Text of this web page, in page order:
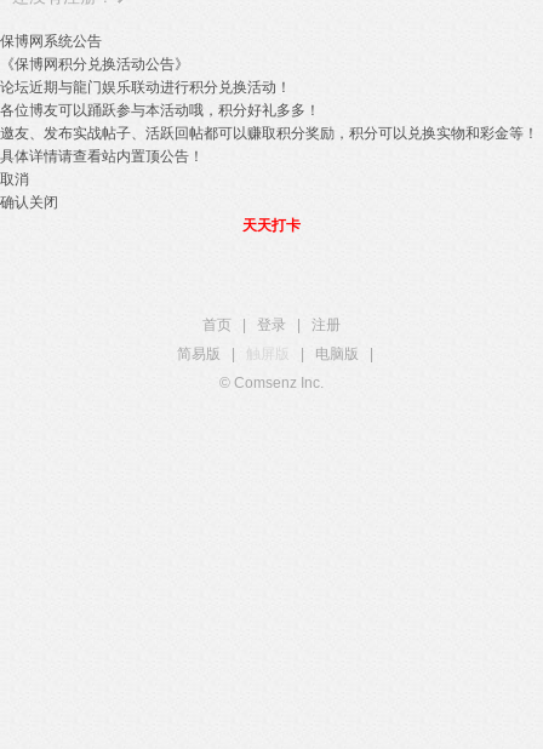
保博网系统公告
《保博网积分兑换活动公告》
论坛近期与龍门娱乐联动进行积分兑换活动！
各位博友可以踊跃参与本活动哦，积分好礼多多！
邀友、发布实战帖子、活跃回帖都可以赚取积分奖励，积分可以兑换实物和彩金等！
具体详情请查看站内置顶公告！
取消
确认关闭
天天打卡
首页 登录
注册
简易版
触屏版 电脑版
© Comsenz Inc.